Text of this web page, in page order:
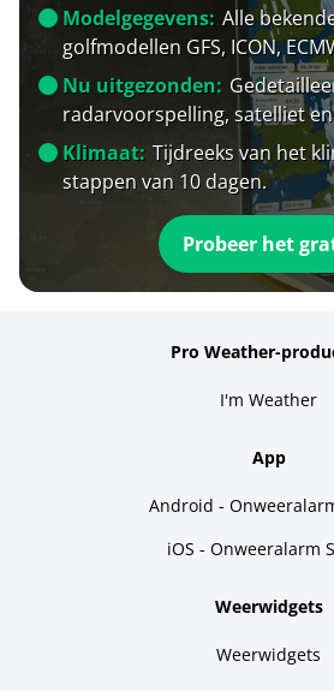
Modelgegevens: Alle
golfmodellen GFS, ICON,
Nu uitgezonden:
radarvoorspelling, satelliet
Klimaat: Tijdreeks van het
stappen van 10 dagen.
Probeer het
Pro Weather-
I'm Weather
App
Android -
iOS - Onweeralarm
Weerwidgets
Weerwidgets